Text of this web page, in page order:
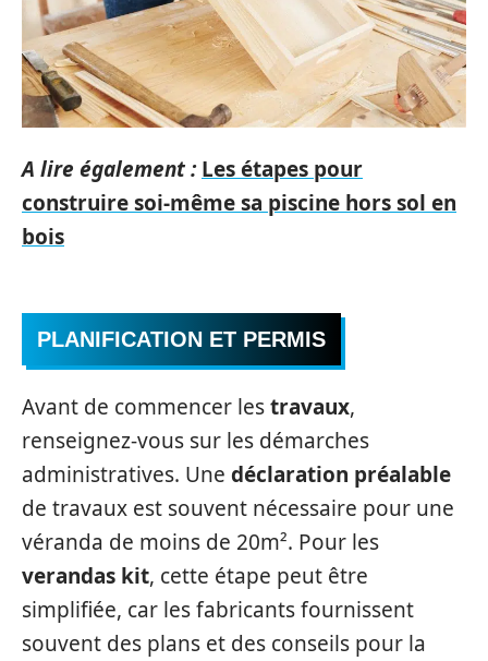
A lire également : Les étapes pour
construire soi-même sa piscine hors sol en
bois
PLANIFICATION ET PERMIS
Avant de commencer lestravaux,
renseignez-vous sur les démarches
administratives. Une déclaration préalable
de travaux est souvent nécessaire pour une
véranda de moins de 20m². Pour les
verandas kit, cette étape peut être
simplifiée, car les fabricants fournissent
souvent des plans et des conseils pour la